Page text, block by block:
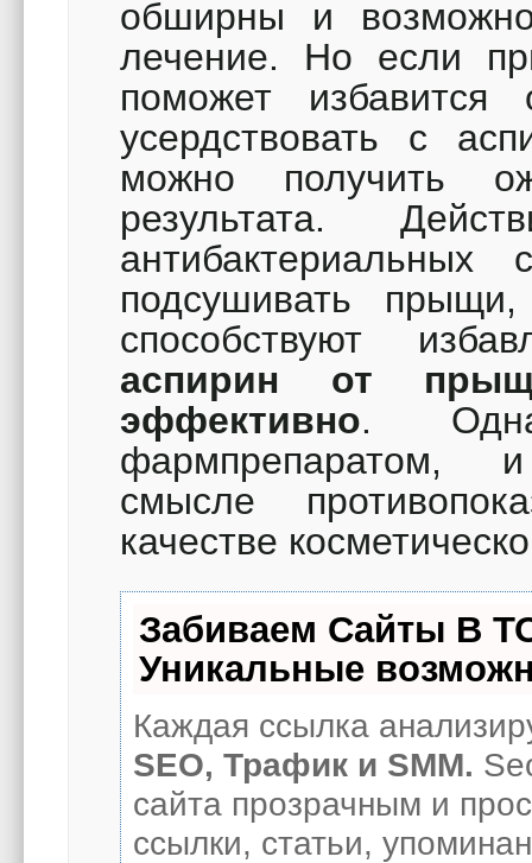
обширны и возможно
лечение. Но если
поможет
усердствовать с
можно получить
результата.
подсушивать
способствуют
аспирин от
эффективно.
фармпрепаратом, и
смысле
качестве
Забиваем Сайты В
Уникальные
Каждая ссылка
SEO, Трафик и SMM.
сайта прозрачным и
ссылки, статьи,